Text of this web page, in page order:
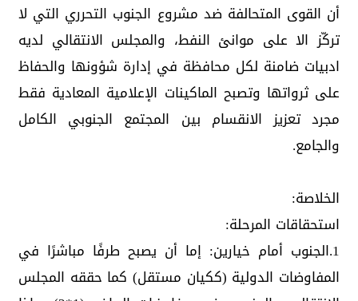
أن القوى المتحالفة ضد مشروع الجنوب التحرري التي لا
تركّز الا على موانئ النفط، والمجلس الانتقالي لديه
ادبيات ضامنة لكل محافظة في إدارة شؤونها والحفاظ
على ثرواتها وتصبح الماكينات الإعلامية المعادية فقط
مجرد تعزيز الانقسام بين المجتمع الجنوبي الكامل
والجامع.
الخلاصة:
استحقاقات المرحلة:
1.الجنوب أمام خيارين: إما أن يصبح طرفًا مباشرًا في
المفاوضات الدولية (ككيان مستقل) كما حققه المجلس